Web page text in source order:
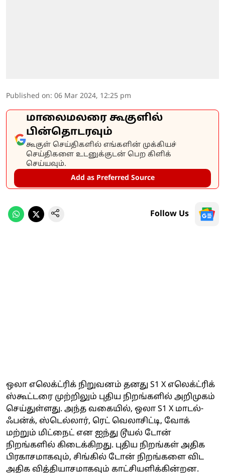
Published on: 06 Mar 2024, 12:25 pm
மாலைமலரை கூகுளில்
பின்தொடரவும்
கூகுள் செய்திகளில் எங்களின் முக்கியச்
செய்திகளை உடனுக்குடன் பெற கிளிக்
செய்யவும்.
Add as Preferred Source
Follow Us
ஒலா எலெக்ட்ரிக் நிறுவனம் தனது S1 X எலெக்ட்ரிக்
ஸ்கூட்டரை முற்றிலும் புதிய நிறங்களில் அறிமுகம்
செய்துள்ளது. அந்த வகையில், ஒலா S1 X மாடல்-
ஃபன்க், ஸ்டெல்லார், ரெட் வெலாசிட்டி, வோக்
மற்றும் மிட்நைட் என ஐந்து டூயல் டோன்
நிறங்களில் கிடைக்கிறது. புதிய நிறங்கள் அதிக
பிரகாசமாகவும், சிங்கில் டோன் நிறங்களை விட
அதிக வித்தியாசமாகவும் காட்சியளிக்கின்றன.